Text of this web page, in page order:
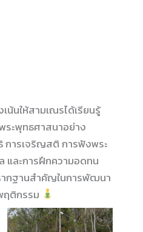
น้นให้สามเณรได้เรียนรู้
ระพุทธศาสนาอย่าง
การเจริญสติ การฟังพระ
และการฝึกความอดทน
กฐานสำคัญในการพัฒนา
ฤติกรรม